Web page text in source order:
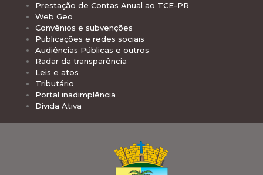
Prestação de Contas Anual ao TCE-PR
Web Geo
Convênios e subvenções
Publicações e redes sociais
Audiências Públicas e outros
Radar da transparência
Leis e atos
Tributário
Portal inadimplência
Dívida Ativa